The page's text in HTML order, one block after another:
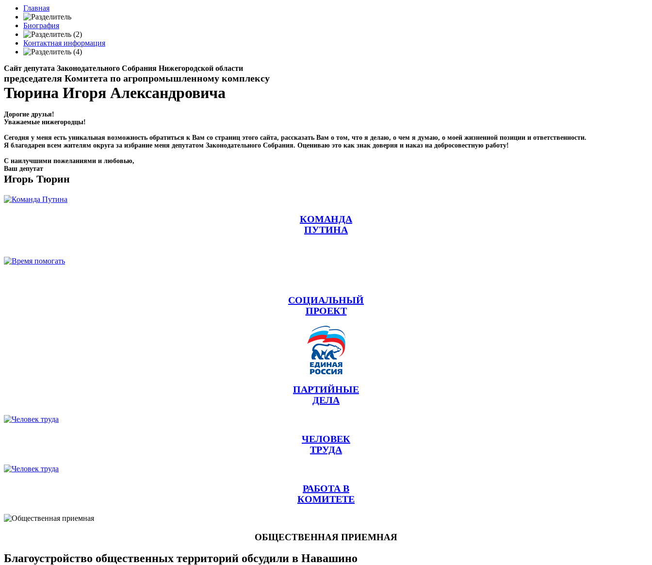
Главная
Биография
Контактная информация
Сайт депутата Законодательного Собрания Нижегородской области
председателя Комитета по агропромышленному комплексу
Тюрина Игоря Александровича
Дорогие друзья!
Уважаемые нижегородцы!
Сегодня у меня есть уникальная возможность обратиться к Вам со страниц этого сайта, рассказать Вам о том, что я делаю, о чем я думаю, о моей жизненной позиции и ответственности.
Я благодарен всем жителям округа за избрание меня депутатом Законодательного Собрания. Оцениваю это как знак доверия и наказ на добросовестную работу!
С наилучшими пожеланиями и любовью,
Ваш депутат
Игорь Тюрин
КОМАНДА
ПУТИНА
СОЦИАЛЬНЫЙ
ПРОЕКТ
ПАРТИЙНЫЕ
ДЕЛА
ЧЕЛОВЕК
ТРУДА
РАБОТА В
КОМИТЕТЕ
ОБЩЕСТВЕННАЯ ПРИЕМНАЯ
Благоустройство общественных территорий обсудили в Навашино